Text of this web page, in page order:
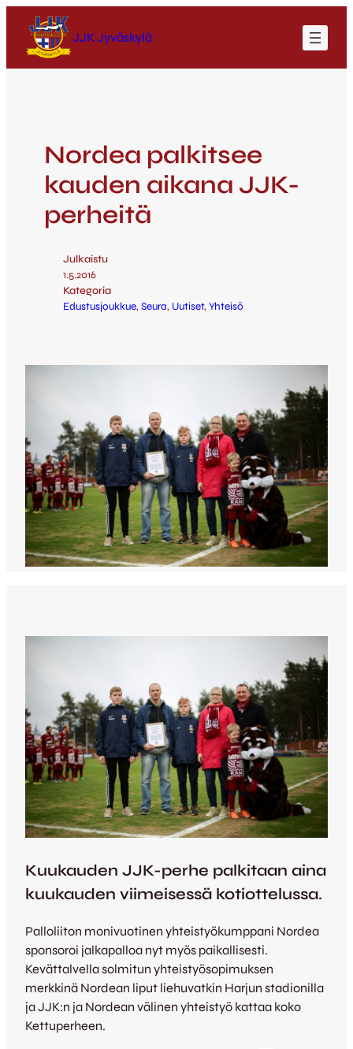
JJK Jyväskylä
Nordea palkitsee
kauden aikana JJK-
perheitä
Julkaistu
1.5.2016
Kategoria
Edustusjoukkue, Seura, Uutiset, Yhteisö
Kuukauden JJK-perhe palkitaan aina
kuukauden viimeisessä kotiottelussa.
Palloliiton monivuotinen yhteistyökumppani Nordea
sponsoroi jalkapalloa nyt myös paikallisesti.
Kevättalvella solmitun yhteistyösopimuksen
merkkinä Nordean liput liehuvatkin Harjun stadionilla
ja JJK:n ja Nordean välinen yhteistyö kattaa koko
Kettuperheen.